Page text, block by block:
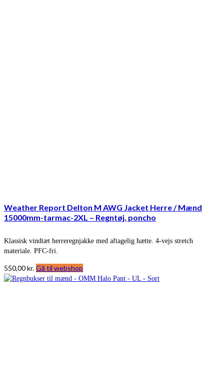
Weather Report Delton M AWG Jacket Herre / Mænd
15000mm-tarmac-2XL – Regntøj, poncho
Klassisk vindtæt herreregnjakke med aftagelig hætte. 4-vejs stretch
materiale. PFC-fri.
550,00kr. Gå til webshop